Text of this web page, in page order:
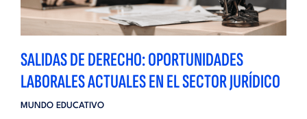
SALIDAS DE DERECHO: OPORTUNIDADES
LABORALES ACTUALES EN EL SECTOR JURÍDICO
MUNDO EDUCATIVO